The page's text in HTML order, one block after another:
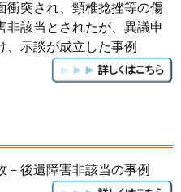
突され、頸椎捻挫等の傷
非該当とされたが、異議申
、示談が成立した事例
後遺障害非該当の事例